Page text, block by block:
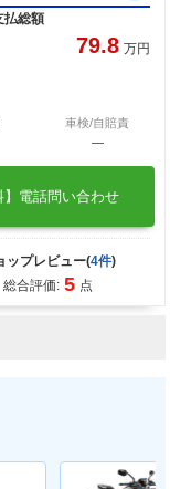
払総額
79.8 万円
車検/自賠責
―
】電話問い合わせ
ップレビュー(4件)
総合評価: 5 点